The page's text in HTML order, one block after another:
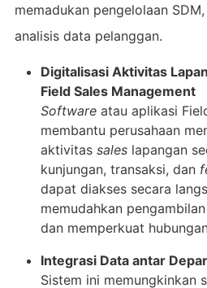
memadukan pengelolaan
analisis data pelanggan.
Digitalisasi Aktivitas
Field Sales Management
Softwareatau aplikasi
membantu perusahaan
aktivitas saleslapangan
kunjungan, transaksi, dan
dapat diakses secara
memudahkan
dan memperkuat
Integrasi Data antar
Sistem ini memungkinkan